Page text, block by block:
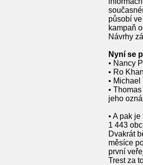
působí
kampaň
Návrhy
Nyní se
• Nancy
• Ro
•
•
jeho
• A pak
1 443
Dvakrát
měsíce
první
Trest za